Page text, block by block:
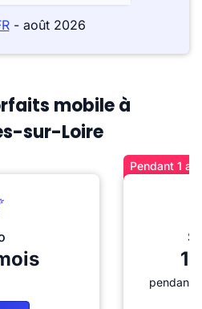
- août 2026
mobile à
sur-Loire
Pendant 1
pendant